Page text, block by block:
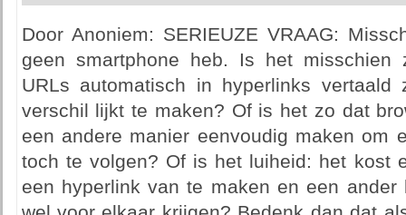
Door Anoniem: SERIEUZE VRAAG:
geen smartphone heb. Is het misschien
URLs automatisch in hyperlinks
verschil lijkt te maken? Of is het zo dat
een andere manier eenvoudig maken om
toch te volgen? Of is het luiheid: het kost
een hyperlink van te maken en een